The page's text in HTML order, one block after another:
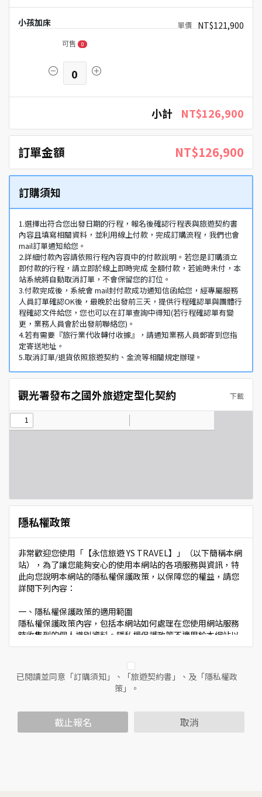
小孩加床 NT$121,900
可售 0
0
小計 NT$126,900
訂單金額 NT$126,900
訂購須知
1.選擇出符合您出發日期的行程，報名後確認行程表與旅遊契約書
內容且填寫相關資料，並利用線上付款，完成訂購流程，我們也會
mail訂單通知給您。
2.詳細付款內容請依照行程內容頁中的付款說明。若您是訂購須立
即付款的行程，請立即於線上即時完成 全額付款，若逾時未付，本
站系統將自動取消訂單，不會保留您的訂位。
3.付款完成後，系統會 mail封付款成功通知信函給您，經專屬服務
人員訂單確認OK後，最晚於出發前三天，提供行程確認單與團體行
程確認文件給您，您也可以在訂單查詢中得知(若行程確認單有變
更，業務人員會於出發前聯絡您)。
4.若有需要『旅行業代收轉付收據』，請通知業務人員郵寄到您指
定寄送地址。
5.取消訂單/退貨依照旅遊契約、金流等相關規定辦理。
觀光署發布之國外旅遊定型化契約 下載
隱私權政策
非常歡迎您使用「【永信旅遊 YS TRAVEL】」（以下簡稱本網
站），為了讓您能夠安心的使用本網站的各項服務與資訊，特
此向您說明本網站的隱私權保護政策，以保障您的權益，請您
詳閱下列內容：
一、隱私權保護政策的適用範圍
隱私權保護政策內容，包括本網站如何處理在您使用網站服務
時收集到的個人識別資料。隱私權保護政策不適用於本網站以
外的相關連結網站，也不適用於非本網站所委託或參與管理的
二、個人資料的蒐集、處理及利用方式
當您造訪本網站或使用本網站所提供之功能服務時，我們將視
範圍內處理及利用您的個人資料；非經您書面同意，本網站不
會將個人資料用於其他用途。
已閱讀並同意「訂購須知」、「旅遊契約書」、及「隱私權政
策」。
截止報名 取消